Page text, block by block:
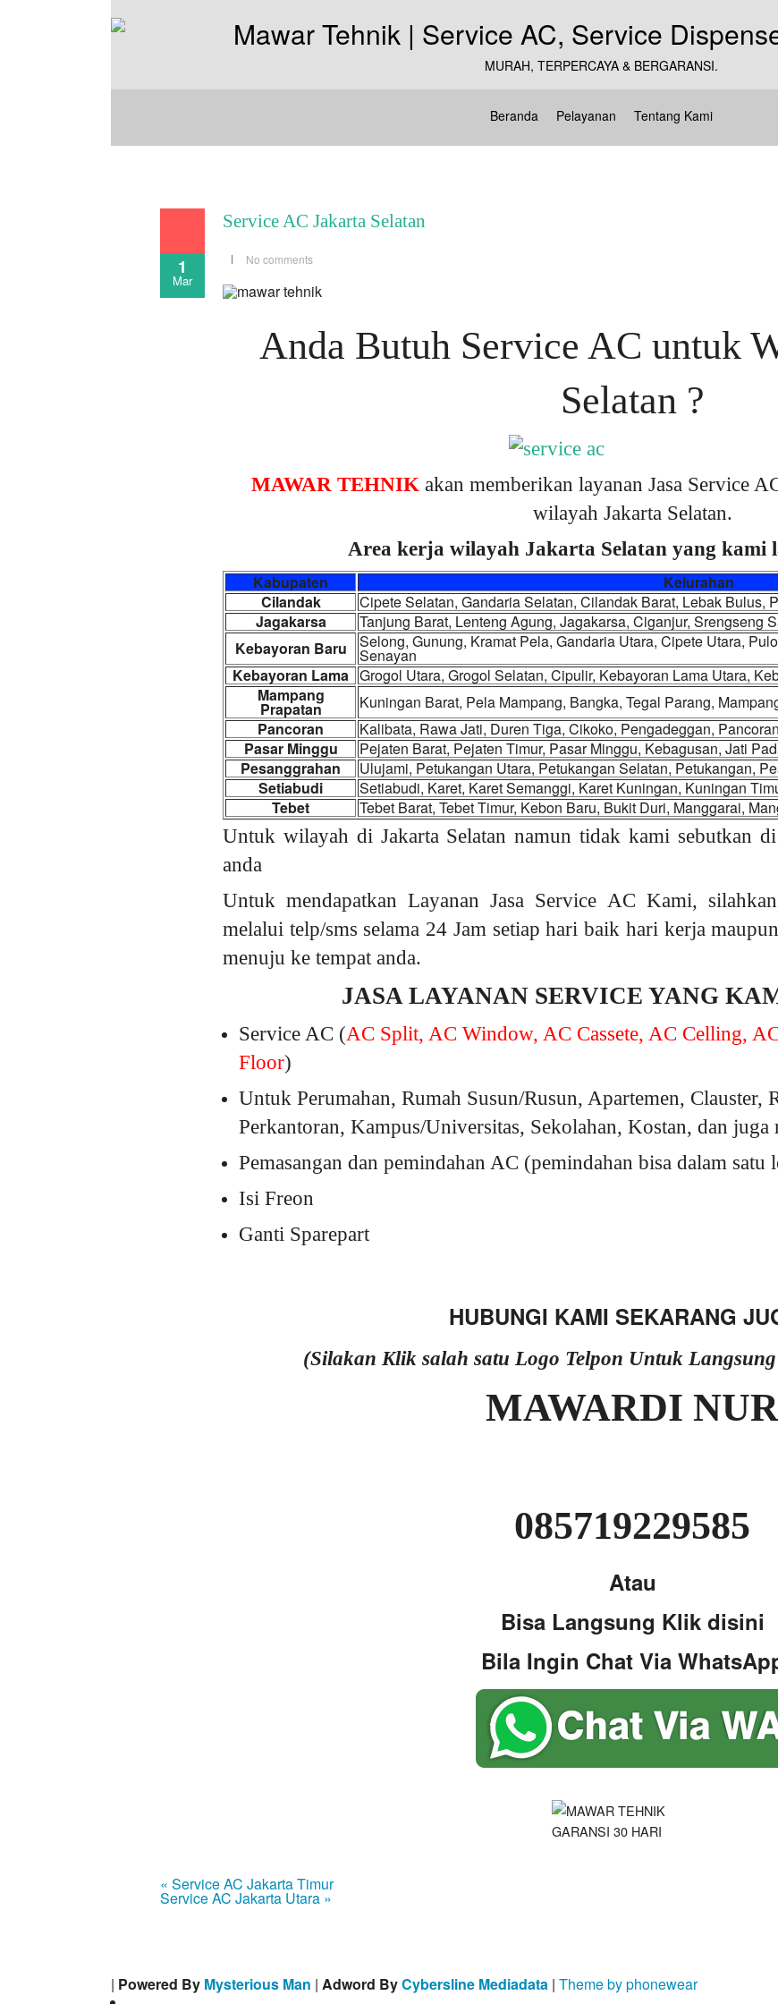
MURAH, TERPERCAYA & BERGARANSI.
Beranda Pelayanan Tentang Kami
1
Mar
Service AC Jakarta Selatan
No comments
Anda Butuh Service AC untuk
Selatan ?
MAWAR TEHNIKakan memberikan layanan Jasa Service
wilayah Jakarta Selatan.
Area kerja wilayah Jakarta Selatan yang kami
Kabupaten
Kelurahan
Cilandak
Cipete Selatan, Gandaria Selatan, Cilandak Barat, Lebak Bulus,
Jagakarsa
Tanjung Barat, Lenteng Agung, Jagakarsa, Ciganjur, Srengseng
Kebayoran Baru
Selong, Gunung, Kramat Pela, Gandaria Utara, Cipete Utara,
Senayan
Kebayoran Lama Grogol Utara, Grogol Selatan, Cipulir, Kebayoran Lama Utara,
Mampang
Prapatan
Kuningan Barat, Pela Mampang, Bangka, Tegal Parang,
Pancoran
Kalibata, Rawa Jati, Duren Tiga, Cikoko, Pengadeggan, Pancoran
Pasar Minggu
Pejaten Barat, Pejaten Timur, Pasar Minggu, Kebagusan, Jati
Pesanggrahan
Ulujami, Petukangan Utara, Petukangan Selatan, Petukangan,
Setiabudi
Setiabudi, Karet, Karet Semanggi, Karet Kuningan, Kuningan
Tebet
Tebet Barat, Tebet Timur, Kebon Baru, Bukit Duri, Manggarai,
Untuk wilayah di Jakarta Selatan namun tidak kami sebutkan
anda
Untuk mendapatkan Layanan Jasa Service AC Kami,
melalui telp/sms selama 24 Jam setiap hari baik hari kerja
menuju ke tempat anda.
JASA LAYANAN SERVICE YANG
Service AC (AC Split, AC Window, AC Cassete, AC Celling,
Floor)
Untuk Perumahan, Rumah Susun/Rusun, Apartemen, Clauster,
Perkantoran, Kampus/Universitas, Sekolahan, Kostan, dan juga
Pemasangan dan pemindahan AC (pemindahan bisa dalam
Isi Freon
Ganti Sparepart
HUBUNGI KAMI SEKARANG
(Silakan Klik salah satu Logo Telpon Untuk
MAWARDI NUR
085719229585
Atau
Bisa Langsung Klik disini
Bila Ingin Chat Via
« Service AC Jakarta Timur
Service AC Jakarta Utara »
| Powered By Mysterious Man | Adword ByCybersline Mediadata | Theme by phonewear